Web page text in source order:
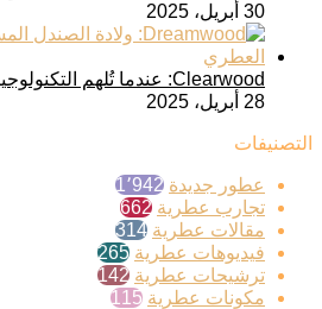
30 أبريل، 2025
Clearwood: عندما تُلهم التكنولوجيا صناع العطور
28 أبريل، 2025
التصنيفات
عطور جديدة 1٬942
تجارب عطرية 662
مقالات عطرية 314
فيديوهات عطرية 265
ترشيحات عطرية 142
مكونات عطرية 115